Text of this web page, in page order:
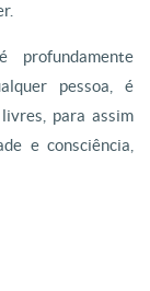
pessoa, é
para assim
e consciência,